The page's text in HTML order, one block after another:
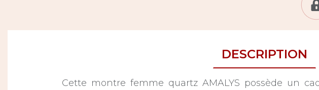
DESCRIPTION
Cette montre femme quartz AMALYS possède un